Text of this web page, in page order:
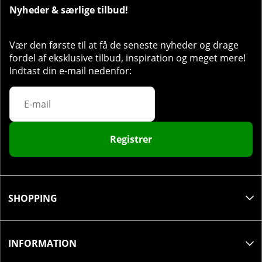
portion efter træning eller mellem måltiderne. På
hviledage skal du tage en portion mellem
Nyheder & særlige tilbud!
Vær den første til at få de seneste nyheder og drage
fordel af eksklusive tilbud, inspiration og meget mere!
Indtast din e-mail nedenfor:
Registrer
SHOPPING
INFORMATION